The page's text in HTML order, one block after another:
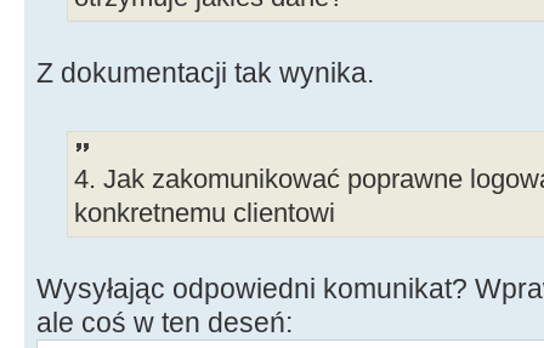
pass = line;
i haslo
login = line;
{
Z dokumentacji tak wynika.
4. Jak zakomunikować poprawne
konkretnemu clientowi
Wysyłając odpowiedni komunikat?
ale coś w ten deseń: